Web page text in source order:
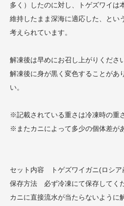
多く）したのに対し、トゲズワイは
維持したまま深海に適応した、とい
考えられています。
解凍後は早めにお召し上がりください
解凍後に身が黒く変色することがあ
い。
※記載されている重さは冷凍時の重
※またカニによって多少の個体差が
セット内容 トゲズワイガニ(ロシア
保存方法 必ず冷凍にて保存してくだ
カニに直接流水が当たらないように